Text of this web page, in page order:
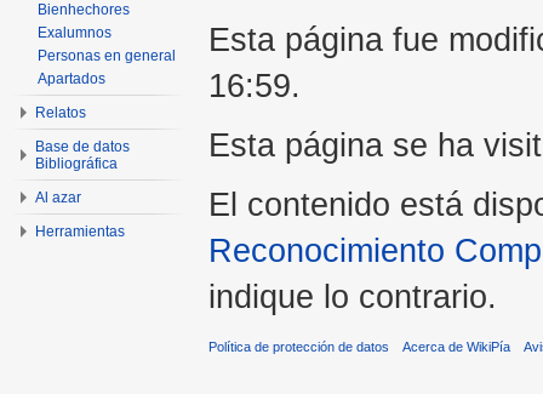
Bienhechores
Exalumnos
Personas en general
Apartados
Relatos
Base de datos
Bibliográfica
Al azar
Herramientas
Esta página fue
16:59.
Esta página se ha
El contenido está
Reconocimiento
indique lo contrario.
Política de protección de datos Acerca de WikiPía